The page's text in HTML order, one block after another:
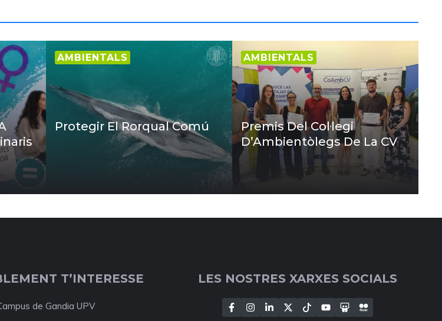
AMBIENTALS
Protegir El Rorqual Comú
AMBIENTALS
Premis Del Col·legi
D’Ambientòlegs De La CV
T’INTERESSE
de Gandia UPV
LES NOSTRES XARXES SOCIALS